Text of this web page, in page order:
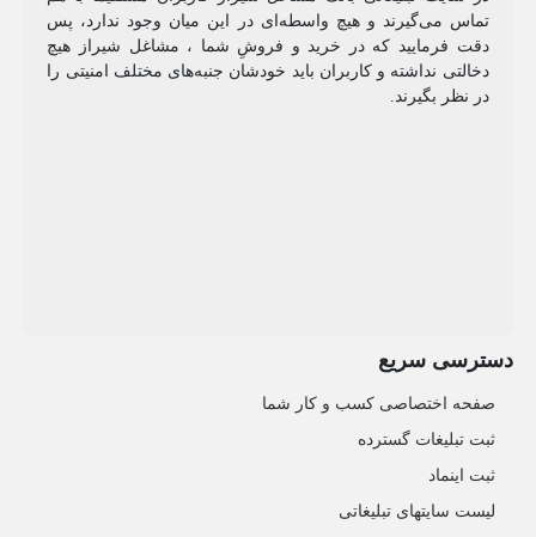
تماس می‌گیرند و هیچ واسطه‌ای در این میان وجود ندارد، پس
دقت فرمایید که در خرید و فروشِ شما ، مشاغل شیراز هیچ
دخالتی نداشته و کاربران باید خودشان جنبه‌های مختلف امنیتی را
در نظر بگیرند.
دسترسی سریع
صفحه اختصاصی کسب و کار شما
ثبت تبلیغات گسترده
ثبت اینماد
لیست سایتهای تبلیغاتی